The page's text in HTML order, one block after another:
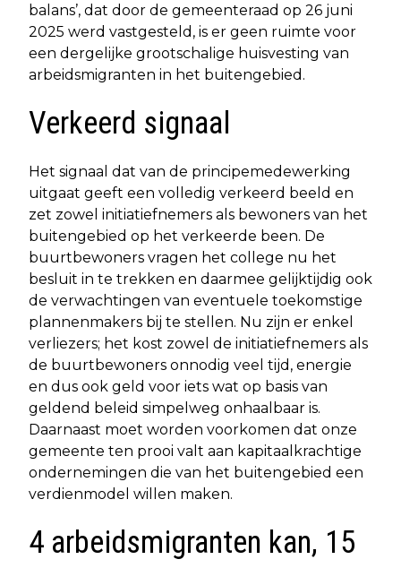
balans’, dat door de gemeenteraad op 26 juni
2025 werd vastgesteld, is er geen ruimte voor
een dergelijke grootschalige huisvesting van
arbeidsmigranten in het buitengebied.
Verkeerd signaal
Het signaal dat van de principemedewerking
uitgaat geeft een volledig verkeerd beeld en
zet zowel initiatiefnemers als bewoners van het
buitengebied op het verkeerde been. De
buurtbewoners vragen het college nu het
besluit in te trekken en daarmee gelijktijdig ook
de verwachtingen van eventuele toekomstige
plannenmakers bij te stellen. Nu zijn er enkel
verliezers; het kost zowel de initiatiefnemers als
de buurtbewoners onnodig veel tijd, energie
en dus ook geld voor iets wat op basis van
geldend beleid simpelweg onhaalbaar is.
Daarnaast moet worden voorkomen dat onze
gemeente ten prooi valt aan kapitaalkrachtige
ondernemingen die van het buitengebied een
verdienmodel willen maken.
4 arbeidsmigranten kan, 15